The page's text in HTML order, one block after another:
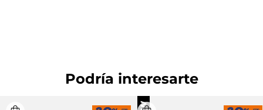
Podría interesarte